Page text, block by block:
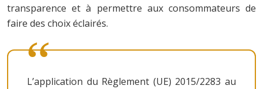
transparence et à permettre aux consommateurs de
faire des choix éclairés.
L’application du Règlement (UE) 2015/2283 au